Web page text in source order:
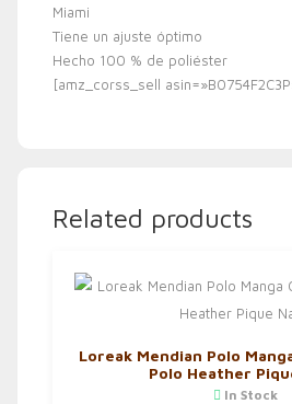
Miami
Tiene un ajuste óptimo
Hecho 100 % de poliéster
[amz_corss_sell
Related products
Loreak Mendian Polo
Polo Heather
In Stock